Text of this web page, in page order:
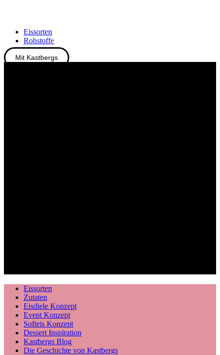
Eissorten
Rohstoffe
Mit Kastbergs
Eissorten
Zutaten
Eisdiele Konzept
Event Konzept
Softeis Konzept
Dessert Inspiration
Kastbergs Blog
Die Geschichte von Kastbergs